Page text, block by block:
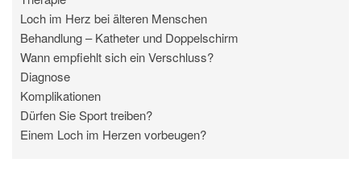
Loch im Herz bei älteren Menschen
Behandlung – Katheter und Doppelschirm
Wann empfiehlt sich ein Verschluss?
Diagnose
Komplikationen
Dürfen Sie Sport treiben?
Einem Loch im Herzen vorbeugen?